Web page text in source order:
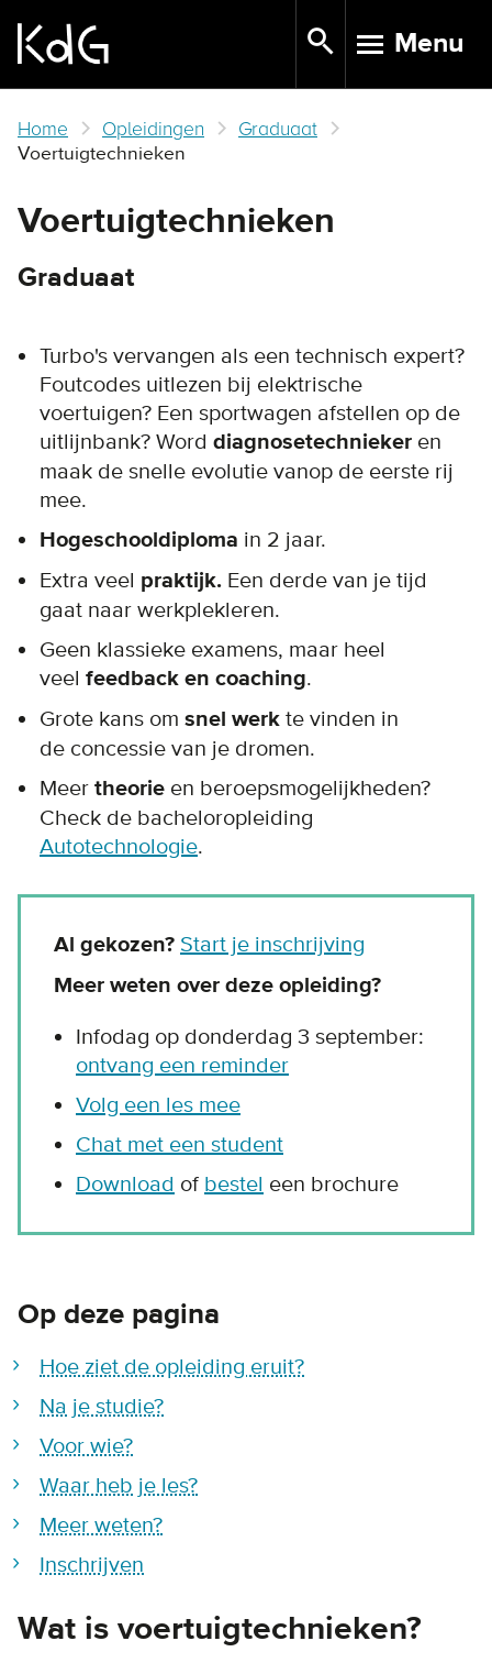
main
TOGGLE
Menu
Home Opleidingen
Graduaat
Voertuigtechnieken
Voertuigtechnieken
Graduaat
Turbo's vervangen als een technisch expert?
Foutcodes uitlezen bij elektrische
voertuigen? Een sportwagen afstellen op de
uitlijnbank? Word diagnosetechnieker en
maak de snelle evolutie vanop de eerste rij
mee.
Hogeschooldiploma in 2 jaar.
Extra veel praktijk. Een derde van je tijd
gaat naar werkplekleren.
Geen klassieke examens, maar heel
veel feedback en coaching.
Grote kans om snel werk te vinden in
de concessie van je dromen.
Meer theorie en beroepsmogelijkheden?
Check de bacheloropleiding
Autotechnologie.
Al gekozen? Start je inschrijving
Meer weten over deze opleiding?
Infodag op donderdag 3 september:
ontvang een reminder
Volg een les mee
Chat met een student
Download of bestel een brochure
Op deze pagina
Hoe ziet de opleiding eruit?
Na je studie?
Voor wie?
Waar heb je les?
Meer weten?
Inschrijven
Wat is voertuigtechnieken?